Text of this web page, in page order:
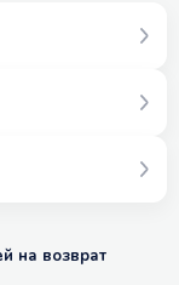
на возврат